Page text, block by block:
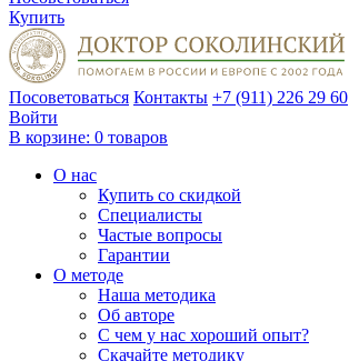
Купить
Посоветоваться Контакты +7 (911) 226 29 60
Войти
В корзине: 0 товаров
О нас
Купить со скидкой
Специалисты
Частые вопросы
Гарантии
О методе
Наша методика
Об авторе
С чем у нас хороший опыт?
Скачайте методику